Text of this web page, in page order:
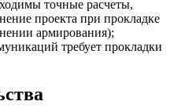
точные расчеты,
проекта при прокладке
армирования);
требует прокладки